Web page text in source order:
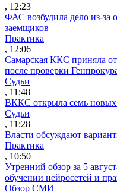
, 12:23
ФАС возбудила дело из-за
заемщиков
Практика
, 12:06
Самарская ККС приняла
после проверки
Судьи
, 11:48
ВККС открыла семь новых
Судьи
, 11:28
Власти обсуждают
Практика
, 10:50
Утренний обзор за 5
обучении нейросетей и
Обзор СМИ